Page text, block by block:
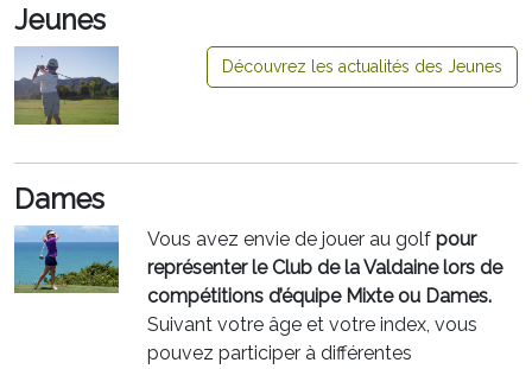
Jeunes
Découvrez les actualités des Jeunes
Dames
Vous avez envie de jouer au golf pour
représenter le Club de la Valdaine lors de
compétitions d’équipe Mixte ou Dames.
Suivant votre âge et votre index, vous
pouvez participer à différentes